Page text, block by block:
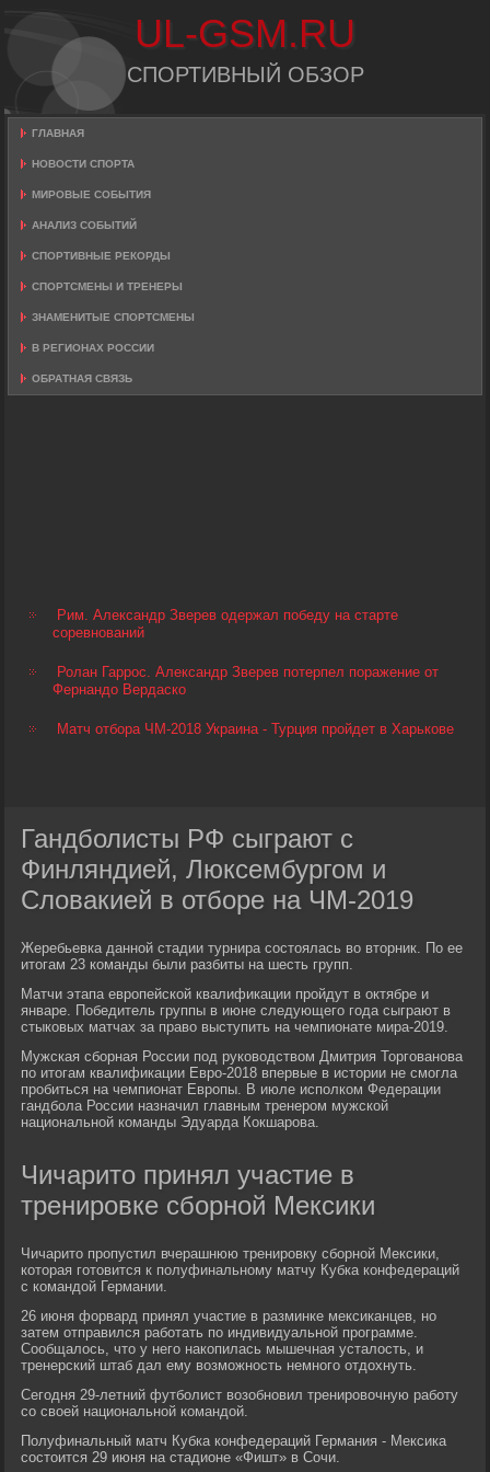
UL-GSM.RU
СПОРТИВНЫЙ ОБЗОР
ГЛАВНАЯ
НОВОСТИ СПОРТА
МИРОВЫЕ СОБЫТИЯ
АНАЛИЗ СОБЫТИЙ
СПОРТИВНЫЕ РЕКОРДЫ
СПОРТСМЕНЫ И ТРЕНЕРЫ
ЗНАМЕНИТЫЕ СПОРТСМЕНЫ
В РЕГИОНАХ РОССИИ
ОБРАТНАЯ СВЯЗЬ
Рим. Александр Зверев одержал победу на старте
соревнований
Ролан Гаррос. Александр Зверев потерпел поражение от
Фернандо Вердаско
Матч отбора ЧМ-2018 Украина - Турция пройдет в Харькове
Гандболисты РФ сыграют с
Финляндией, Люксембургом и
Словакией в отборе на ЧМ-2019
Жеребьевка данной стадии турнира состоялась во вторник. По ее
итогам 23 команды были разбиты на шесть групп.
Матчи этапа европейской квалификации пройдут в октябре и
январе. Победитель группы в июне следующего года сыграют в
стыковых матчах за право выступить на чемпионате мира-2019.
Мужская сборная России под руководством Дмитрия Торгованова
по итогам квалификации Евро-2018 впервые в истории не смогла
пробиться на чемпионат Европы. В июле исполком Федерации
гандбола России назначил главным тренером мужской
национальной команды Эдуарда Кокшарова.
Чичарито принял участие в
тренировке сборной Мексики
Чичарито пропустил вчерашнюю тренировку сборной Мексики,
которая готовится к полуфинальному матчу Кубка конфедераций
с командой Германии.
26 июня форвард принял участие в разминке мексиканцев, но
затем отправился работать по индивидуальной программе.
Сообщалось, что у него накопилась мышечная усталость, и
тренерский штаб дал ему возможность немного отдохнуть.
Сегодня 29-летний футболист возобновил тренировочную работу
со своей национальной командой.
Полуфинальный матч Кубка конфедераций Германия - Мексика
состоится 29 июня на стадионе «Фишт» в Сочи.